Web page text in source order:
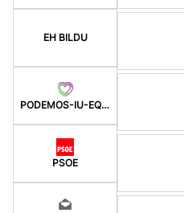
EH BILDU
PODEMOS-IU-EQUO-BATZ
PSOE